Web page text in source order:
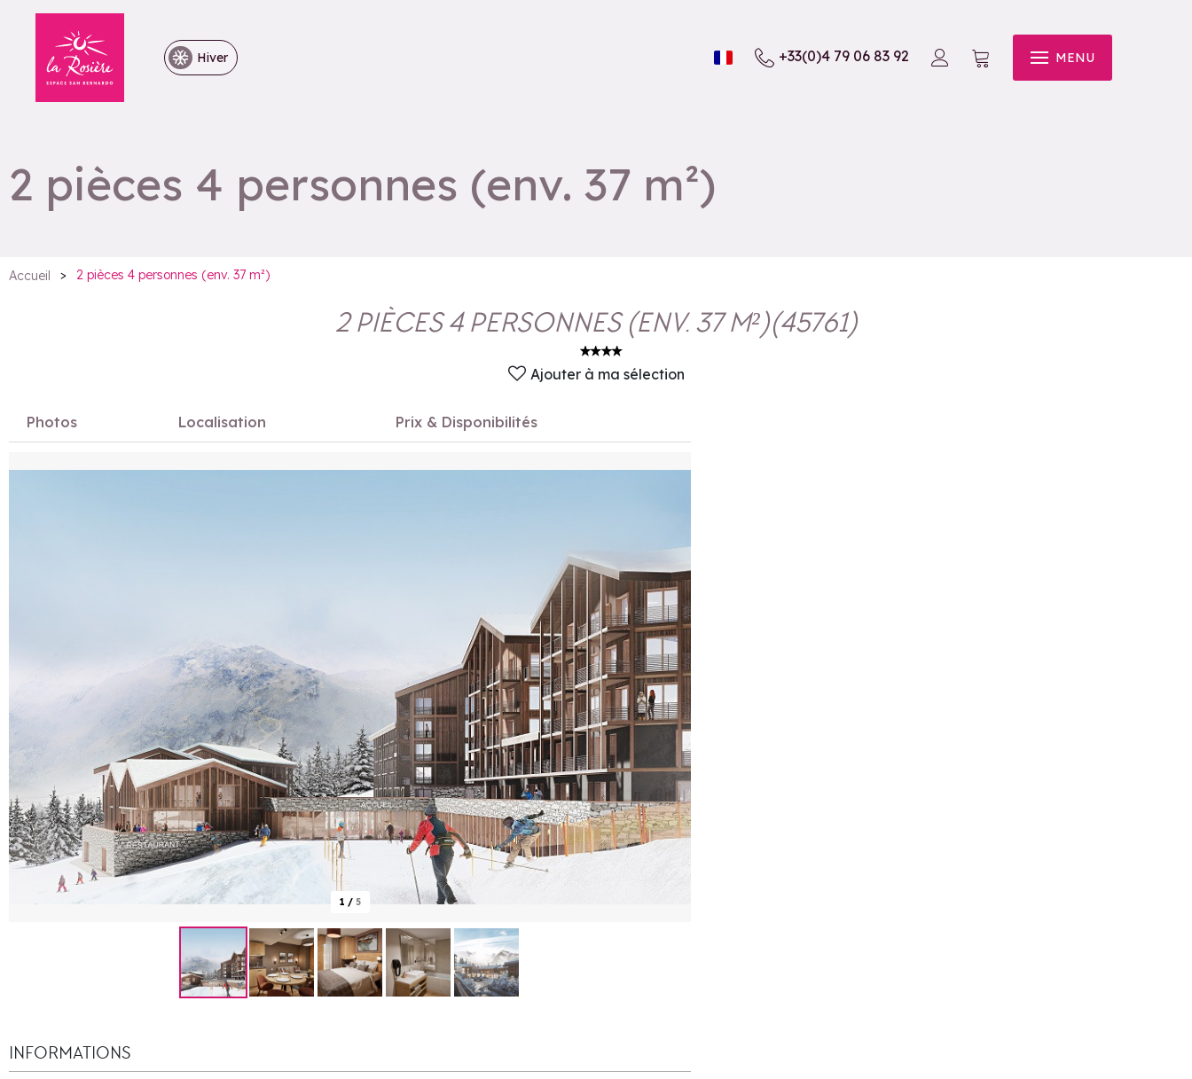
Hiver +33(0)4 79 06 83 92 MENU
2 pièces 4 personnes (env. 37 m²)
Accueil > 2 pièces 4 personnes (env. 37 m²)
2 PIÈCES 4 PERSONNES (ENV. 37 M²)(45761)
Ajouter à ma sélection
Photos Localisation Prix & Disponibilités
1 / 5
INFORMATIONS